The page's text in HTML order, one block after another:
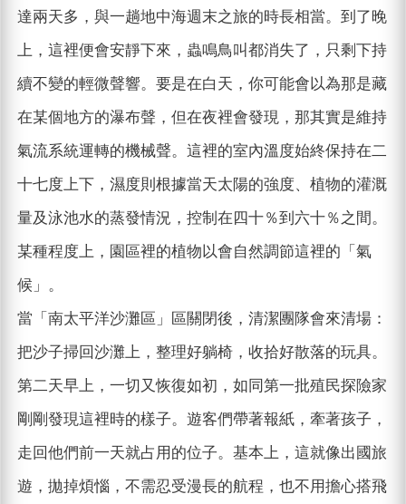
達兩天多，與一趟地中海週末之旅的時長相當。到了晚
上，這裡便會安靜下來，蟲鳴鳥叫都消失了，只剩下持
續不變的輕微聲響。要是在白天，你可能會以為那是藏
在某個地方的瀑布聲，但在夜裡會發現，那其實是維持
氣流系統運轉的機械聲。這裡的室內溫度始終保持在二
十七度上下，濕度則根據當天太陽的強度、植物的灌溉
量及泳池水的蒸發情況，控制在四十％到六十％之間。
某種程度上，園區裡的植物以會自然調節這裡的「氣
候」。
當「南太平洋沙灘區」區關閉後，清潔團隊會來清場：
把沙子掃回沙灘上，整理好躺椅，收拾好散落的玩具。
第二天早上，一切又恢復如初，如同第一批殖民探險家
剛剛發現這裡時的樣子。遊客們帶著報紙，牽著孩子，
走回他們前一天就占用的位子。基本上，這就像出國旅
遊，拋掉煩惱，不需忍受漫長的航程，也不用擔心搭飛